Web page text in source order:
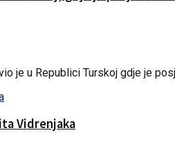
je u Republici Turskoj gdje je
Vidrenjaka